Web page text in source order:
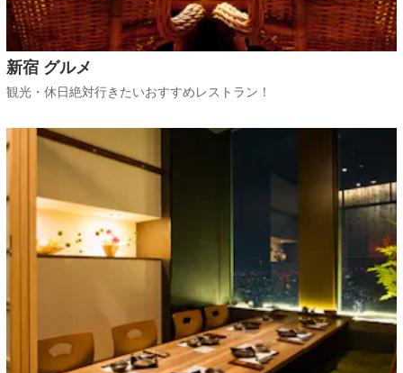
新宿 グルメ
観光・休日絶対行きたいおすすめレストラン！